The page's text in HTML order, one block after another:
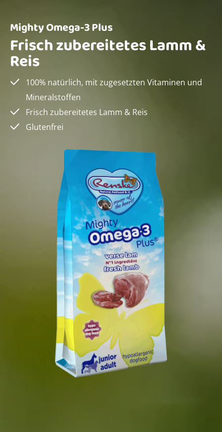
Mighty Omega-3 Plus
Frisch zubereitetes Lamm &
Reis
100% natürlich, mit zugesetzten Vitaminen und
Mineralstoffen
Frisch zubereitetes Lamm & Reis
Glutenfrei